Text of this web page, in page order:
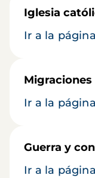
Iglesia
Ir a la
Migraciones
Ir a la
Guerra y
Ir a la